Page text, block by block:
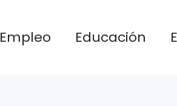
Empleo Educación